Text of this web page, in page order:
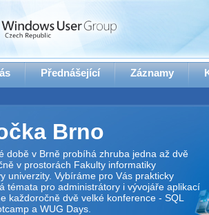
Přednášející Záznamy
Brno
době v Brně probíhá zhruba jedna až dvě
v prostorách Fakulty informatiky
univerzity. Vybíráme pro Vás prakticky
témata pro administrátory i vývojáře aplikací
každoročně dvě velké konference - SQL
a WUG Days.